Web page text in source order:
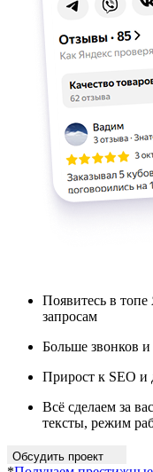
Появитесь в
запросам
Больше звонков и
Прирост к SEO и
Всё сделаем за
тексты, режим
Обсудить проект